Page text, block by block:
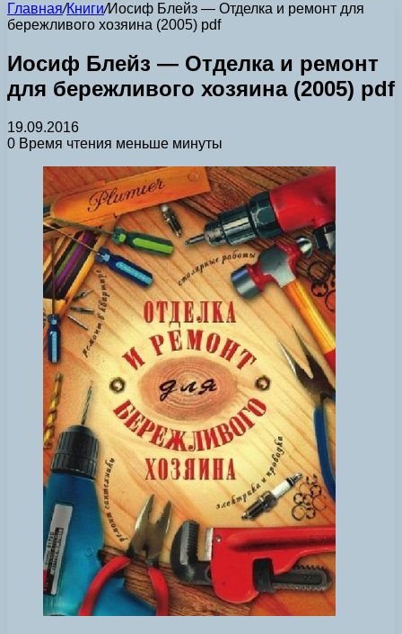
Главная/Книги/Иосиф Блейз — Отделка и ремонт для
бережливого хозяина (2005) pdf
Иосиф Блейз — Отделка и ремонт
для бережливого хозяина (2005) pdf
19.09.2016
0 Время чтения меньше минуты